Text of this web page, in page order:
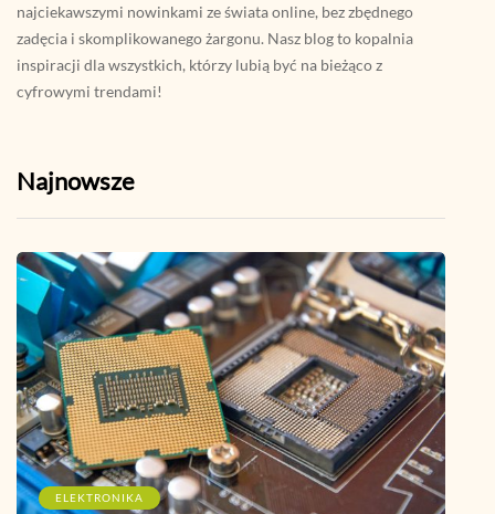
najciekawszymi nowinkami ze świata online, bez zbędnego
zadęcia i skomplikowanego żargonu. Nasz blog to kopalnia
inspiracji dla wszystkich, którzy lubią być na bieżąco z
cyfrowymi trendami!
Najnowsze
ELEKTRONIKA